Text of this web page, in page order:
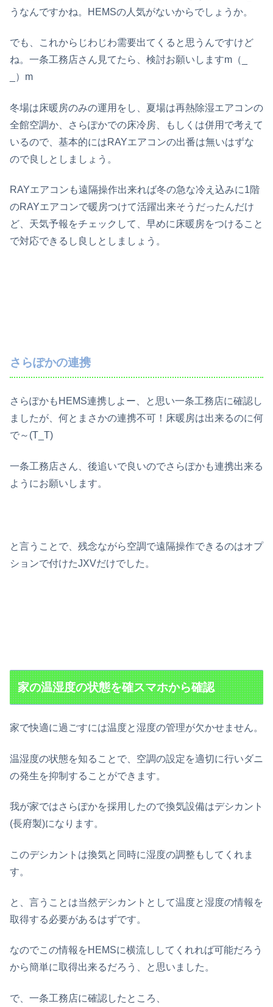
うなんですかね。HEMSの人気がないからでしょうか。
でも、これからじわじわ需要出てくると思うんですけど
ね。一条工務店さん見てたら、検討お願いしますm（_
_）m
冬場は床暖房のみの運用をし、夏場は再熱除湿エアコンの
全館空調か、さらぽかでの床冷房、もしくは併用で考えて
いるので、基本的にはRAYエアコンの出番は無いはずな
ので良しとしましょう。
RAYエアコンも遠隔操作出来れば冬の急な冷え込みに1階
のRAYエアコンで暖房つけて活躍出来そうだったんだけ
ど、天気予報をチェックして、早めに床暖房をつけること
で対応できるし良しとしましょう。
さらぽかの連携
さらぽかもHEMS連携しよー、と思い一条工務店に確認し
ましたが、何とまさかの連携不可！床暖房は出来るのに何
で～(T_T)
一条工務店さん、後追いで良いのでさらぽかも連携出来る
ようにお願いします。
と言うことで、残念ながら空調で遠隔操作できるのはオプ
ションで付けたJXVだけでした。
家の温湿度の状態を確スマホから確認
家で快適に過ごすには温度と湿度の管理が欠かせません。
温湿度の状態を知ることで、空調の設定を適切に行いダニ
の発生を抑制することができます。
我が家ではさらぽかを採用したので換気設備はデシカント
(長府製)になります。
このデシカントは換気と同時に湿度の調整もしてくれま
す。
と、言うことは当然デシカントとして温度と湿度の情報を
取得する必要があるはずです。
なのでこの情報をHEMSに横流ししてくれれば可能だろう
から簡単に取得出来るだろう、と思いました。
で、一条工務店に確認したところ、